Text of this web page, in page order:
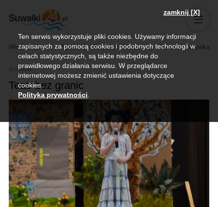
Wiadomości Sport Biznes, rolnictwo Kultura i rozrywka
15.05.2014
Teatr bez granic
zamknij [X]
Ten serwis wykorzystuje pliki cookies. Używamy informacji
zapisanych za pomocą cookies i podobnych technologii w
celach statystycznych, są także niezbędne do
prawidłowego działania serwisu. W przeglądarce
internetowej możesz zmienić ustawienia dotyczące
cookies.
Polityka prywatności